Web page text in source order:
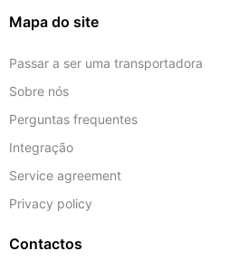
Mapa do site
Passar a ser uma transportadora
Sobre nós
Perguntas frequentes
Integração
Service agreement
Privacy policy
Contactos